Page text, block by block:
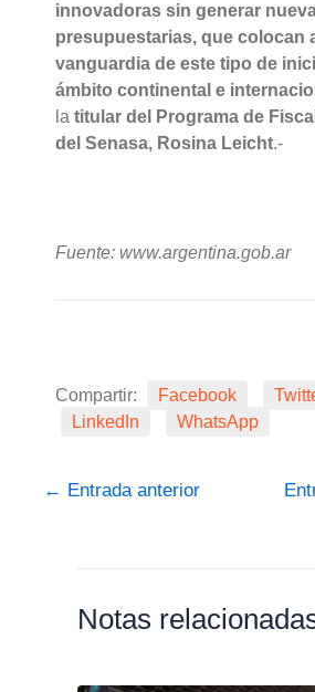
innovadoras sin generar
presupuestarias, que colocan
vanguardia de este tipo de
ámbito continental e
latitular del Programa de
del Senasa, Rosina Leicht.-
Fuente: www.argentina.gob.ar
Compartir: Facebook
LinkedIn
WhatsApp
← Entrada anterior
Notas